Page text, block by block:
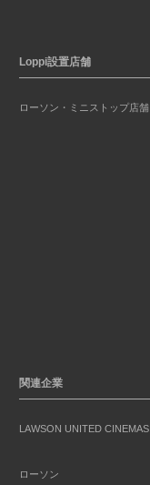
Loppi設置店舗
ローソン・ミニストップ店舗
関連企業
LAWSON UNITED CINEMAS
ローソン